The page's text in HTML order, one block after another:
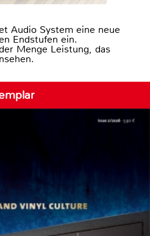
Audio System eine neue
Endstufen ein.
Menge Leistung, das